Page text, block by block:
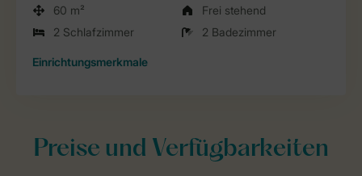
60 m²
Frei stehend
2 Schlafzimmer
2 Badezimmer
Einrichtungsmerkmale
Preise und Verfügbarkeiten